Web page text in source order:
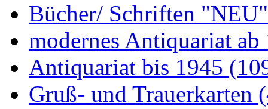
Bücher/ Schriften
modernes Antiquariat
Antiquariat bis 1945
Gruß- und Trauerkarten